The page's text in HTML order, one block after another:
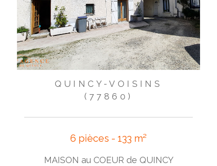
QUINCY-VOISINS
(77860)
6 pièces - 133 m²
MAISON au COEUR de QUINCY